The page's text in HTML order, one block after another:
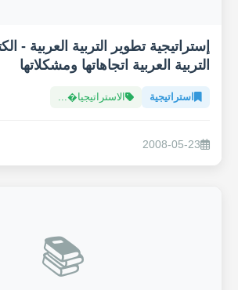
إستراتيجية تطوير التربية العربية -
التربية العربية اتجاهاتها ومشكلاتها
استراتيجية الاستراتيجيا�...
2008-05-23
📚